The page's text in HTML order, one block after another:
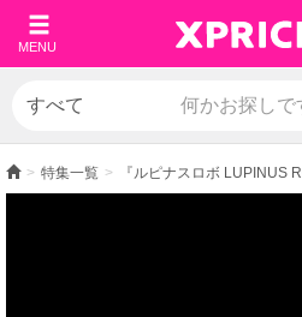
MENU
特集一覧 『ルピナスロボ LUPINUS